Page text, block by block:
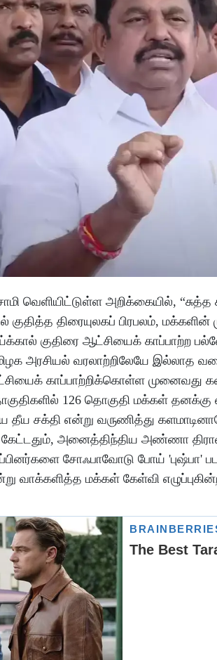
வெளியிட்டுள்ள அறிக்கையில்,
குதித்த திரையுலகப் பிரபலம்,
குதிரை ஆட்சியைக் காப்பாற்ற
அரசியல் வரலாற்றிலேயே இல்லாத
காப்பாற்றிக்கொள்ள முனைவது
126 தொகுதி மக்கள் தனக்கு
சக்தி என்று வருணித்து
அனைத்திந்திய அண்ணா
சோஃபாவோடு போய் 'புஷ்பா'
வாக்களித்த மக்கள் கேள்வி